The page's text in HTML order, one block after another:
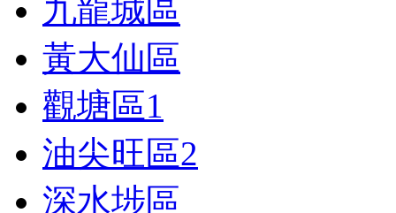
九龍城區
黃大仙區
觀塘區1
油尖旺區2
深水埗區